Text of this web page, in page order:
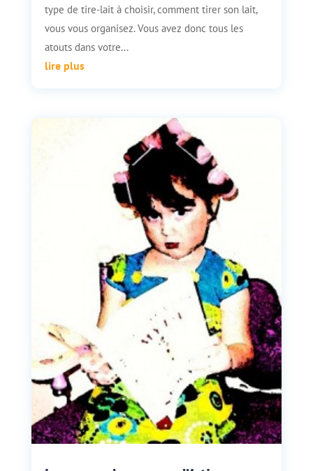
type de tire-lait à choisir, comment tirer son lait,
vous vous organisez. Vous avez donc tous les
atouts dans votre...
lire plus